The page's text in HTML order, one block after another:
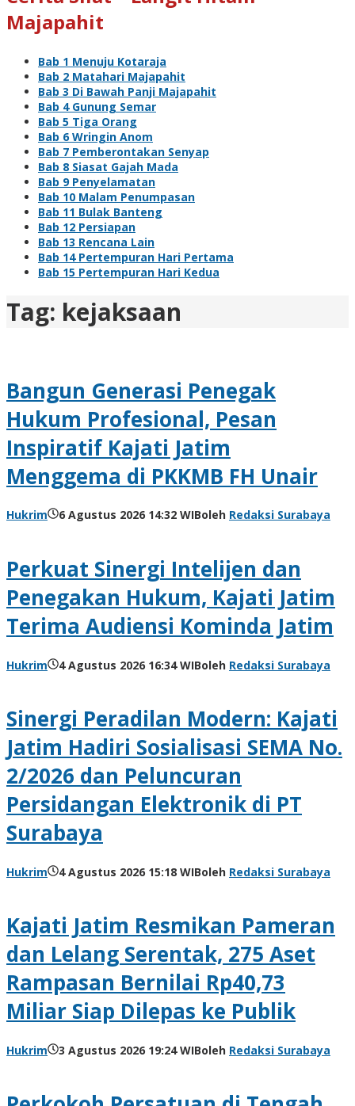
Majapahit
Bab 1 Menuju Kotaraja
Bab 2 Matahari Majapahit
Bab 3 Di Bawah Panji Majapahit
Bab 4 Gunung Semar
Bab 5 Tiga Orang
Bab 6 Wringin Anom
Bab 7 Pemberontakan Senyap
Bab 8 Siasat Gajah Mada
Bab 9 Penyelamatan
Bab 10 Malam Penumpasan
Bab 11 Bulak Banteng
Bab 12 Persiapan
Bab 13 Rencana Lain
Bab 14 Pertempuran Hari Pertama
Bab 15 Pertempuran Hari Kedua
Tag: kejaksaan
Bangun Generasi Penegak
Hukum Profesional, Pesan
Inspiratif Kajati Jatim
Menggema di PKKMB FH Unair
Hukrim 6 Agustus 2026 14:32 WIBoleh Redaksi Surabaya
Perkuat Sinergi Intelijen dan
Penegakan Hukum, Kajati Jatim
Terima Audiensi Kominda Jatim
Hukrim 4 Agustus 2026 16:34 WIBoleh Redaksi Surabaya
Sinergi Peradilan Modern: Kajati
Jatim Hadiri Sosialisasi SEMA No.
2/2026 dan Peluncuran
Persidangan Elektronik di PT
Surabaya
Hukrim 4 Agustus 2026 15:18 WIBoleh Redaksi Surabaya
Kajati Jatim Resmikan Pameran
dan Lelang Serentak, 275 Aset
Rampasan Bernilai Rp40,73
Miliar Siap Dilepas ke Publik
Hukrim 3 Agustus 2026 19:24 WIBoleh Redaksi Surabaya